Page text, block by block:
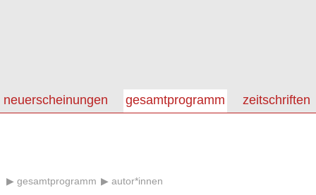
neuerscheinungen gesamtprogramm zeitschriften
gesamtprogramm autor*innen